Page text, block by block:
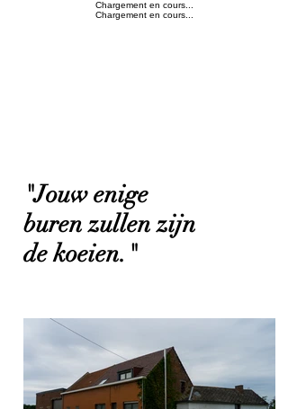
Chargement en cours...
Chargement en cours...
"Jouw enige
buren zullen zijn
de koeien."